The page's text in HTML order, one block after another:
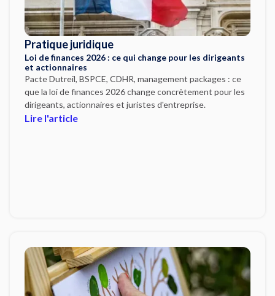
Pratique juridique
Loi de finances 2026 : ce qui change pour les dirigeants
et actionnaires
Pacte Dutreil, BSPCE, CDHR, management packages : ce
que la loi de finances 2026 change concrètement pour les
dirigeants, actionnaires et juristes d'entreprise.
Lire l'article